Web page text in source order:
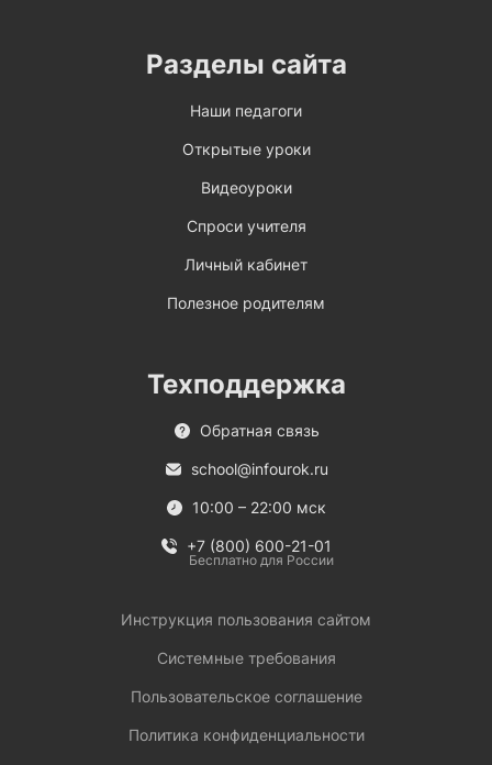
Разделы сайта
Наши педагоги
Открытые уроки
Видеоуроки
Спроси учителя
Личный кабинет
Полезное родителям
Техподдержка
Обратная связь
school@infourok.ru
10:00 – 22:00 мск
+7 (800) 600-21-01
Бесплатно для России
Инструкция пользования сайтом
Системные требования
Пользовательское соглашение
Политика конфиденциальности